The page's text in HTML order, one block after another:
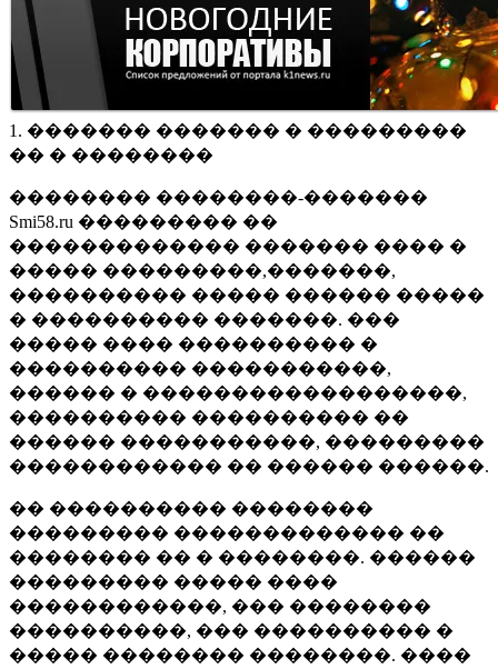
1. ������� ������� � ���������
�� � ��������
�������� ��������-�������
Smi58.ru ��������� ��
������������� ������� ���� �
����� ���������,�������,
���������� ����� ������ �����
� ���������� �������. ���
����� ���� ���������� �
���������� �����������,
������ � ������������������,
���������� ���������� ��
������ �����������, ���������
������������ �� ������ ������.
�� ���������� ��������
��������� ������������� ��
�������� �� � ��������. ������
��������� ����� ����
������������, ��� ��������
����������, ��� ���������� �
����� �������� ��������. ����